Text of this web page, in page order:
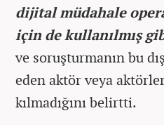
dijital müdahale
için de kullanılmış
ve soruşturmanın bu
eden aktör veya
kılmadığını belirtti.